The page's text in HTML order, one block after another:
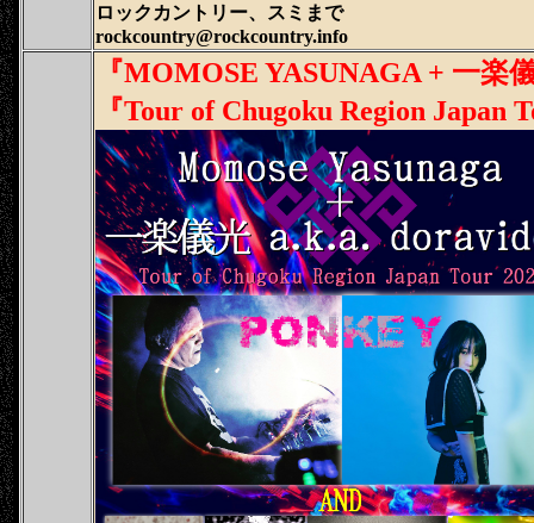
ロックカントリー、スミまで
rockcountry@rockcountry.info
『MOMOSE YASUNAGA + 一楽
『Tour of Chugoku Region Japan